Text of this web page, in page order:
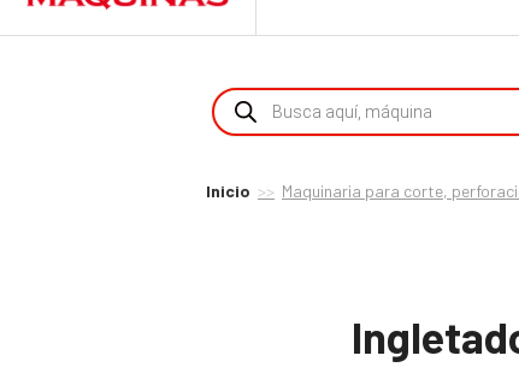
Inicio Maquinaria para corte,